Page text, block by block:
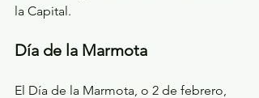
la Capital.
Día de la Marmota
El Día de la Marmota, o 2 de febrero,